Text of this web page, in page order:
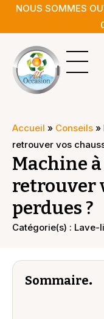
NOUS SOMMES
Accueil » Conseils »
retrouver vos
Machine
retrouver
perdues ?
Catégorie(s) : Lave-
Sommaire.